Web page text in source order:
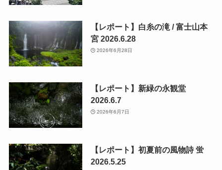
【レポート】白糸の滝 / 富士山本
宮 2026.6.28
2026年6月28日
【レポート】新緑の永観堂
2026.6.7
2026年6月7日
【レポート】初夏前の風物詩 蛍
2026.5.25